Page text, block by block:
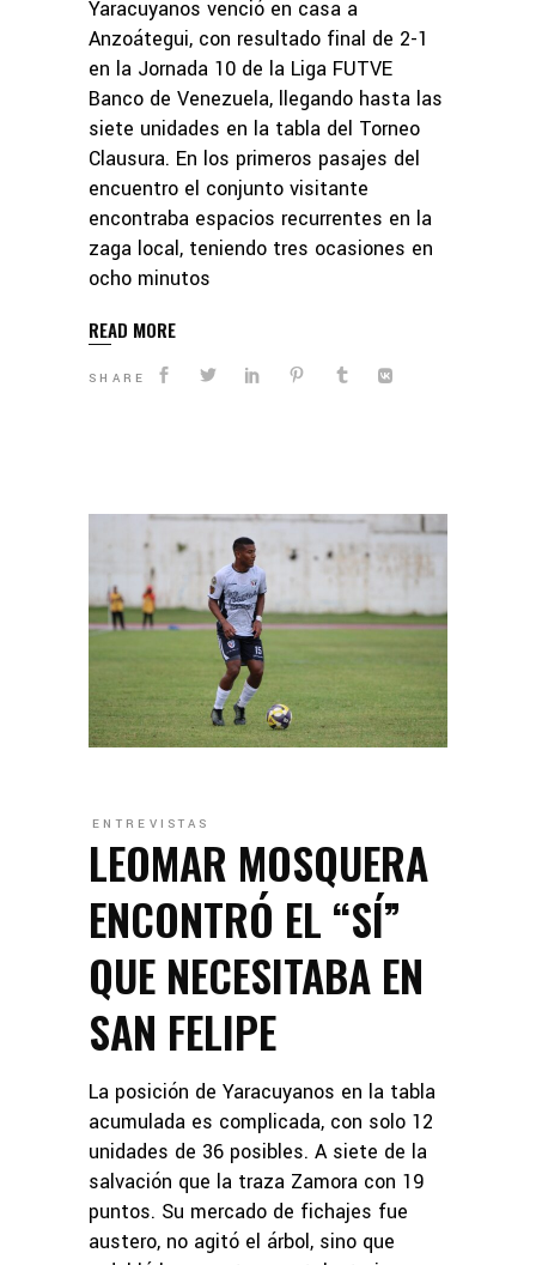
Yaracuyanos venció en casa a
Anzoátegui, con resultado final de 2-1
en la Jornada 10 de la Liga FUTVE
Banco de Venezuela, llegando hasta las
siete unidades en la tabla del Torneo
Clausura. En los primeros pasajes del
encuentro el conjunto visitante
encontraba espacios recurrentes en la
zaga local, teniendo tres ocasiones en
ocho minutos
READ MORE
SHARE
ENTREVISTAS
LEOMAR MOSQUERA
ENCONTRÓ EL “SÍ”
QUE NECESITABA EN
SAN FELIPE
La posición de Yaracuyanos en la tabla
acumulada es complicada, con solo 12
unidades de 36 posibles. A siete de la
salvación que la traza Zamora con 19
puntos. Su mercado de fichajes fue
austero, no agitó el árbol, sino que